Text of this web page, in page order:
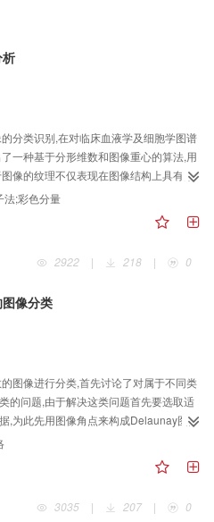
示了图像工程研究在中国继续发展的趋
分类识别,在对临床血液学及细胞学图谱
一种基于分形维数和图像重心的算法,用
像的纹理不仅表现在图像结构上具有某
方面,因此,可从骨髓细胞的真彩色图像中
HIS彩色空间的饱和度分量图像S一起进
类型骨髓细胞图像的分形参数具有不同
的骨髓细胞具有较好的区分能力.
法;彩色分量
2922
| 218 | 0
像分类
图像进行分类,首先讨论了对属于不同类
的问题,由于解决这类问题首先要选取适
,为此先用图像角点来构成Delaunay图,
类特征矢量作为分类的依据;其次,由于
采用了学习效率高的概率神经网络分类
谱特征很好地保持了图像的结构特征,是
类器的分类比较实验表明,基于概率神经
;通过不同学习样本数的比较,证实了概率
3035
| 207 | 0